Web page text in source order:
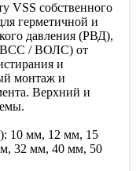
VSS собственного
герметичной и
давления (РВД),
(ВСС / ВОЛС) от
и
монтаж и
Верхний и
10 мм, 12 мм, 15
32 мм, 40 мм, 50